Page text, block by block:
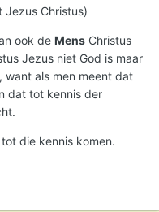
Jezus Christus)
ook de Mens Christus
Jezus niet God is maar
als men meent dat
dat tot kennis der
die kennis komen.